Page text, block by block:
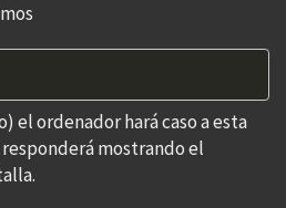
el ordenador hará caso a esta
mostrando el